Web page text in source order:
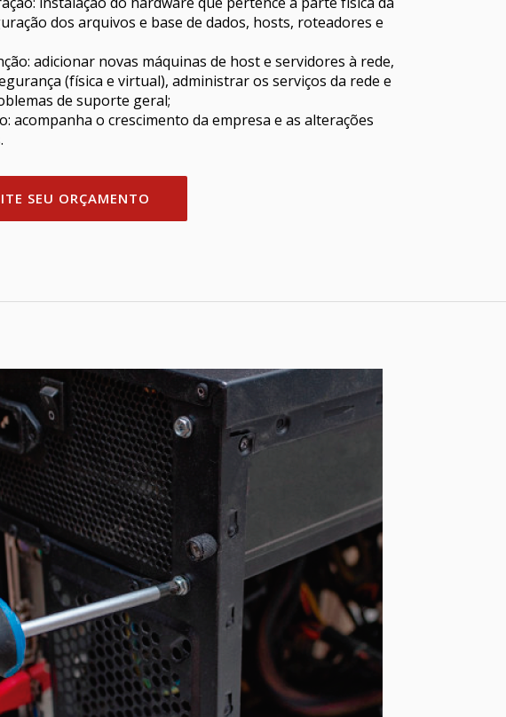
dos arquivos e base de dados, hosts, roteadores e
adicionar novas máquinas de host e servidores à rede,
(física e virtual), administrar os serviços da rede e
de suporte geral;
acompanha o crescimento da empresa e as alterações
SEU ORÇAMENTO